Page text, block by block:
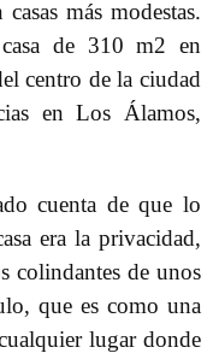
más modestas.
de 310 m2 en
centro de la ciudad
en Los Álamos,
cuenta de que lo
era la privacidad,
colindantes de unos
que es como una
lugar donde